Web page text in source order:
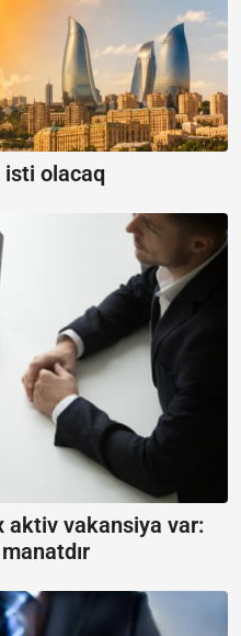
isti olacaq
aktiv vakansiya var: